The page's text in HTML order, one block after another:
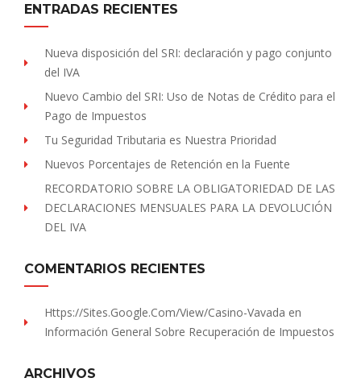
ENTRADAS RECIENTES
Nueva disposición del SRI: declaración y pago conjunto
del IVA
Nuevo Cambio del SRI: Uso de Notas de Crédito para el
Pago de Impuestos
Tu Seguridad Tributaria es Nuestra Prioridad
Nuevos Porcentajes de Retención en la Fuente
RECORDATORIO SOBRE LA OBLIGATORIEDAD DE LAS
DECLARACIONES MENSUALES PARA LA DEVOLUCIÓN
DEL IVA
COMENTARIOS RECIENTES
Https://sites.Google.com/view/Casino-Vavada en
Información General Sobre Recuperación de Impuestos
ARCHIVOS